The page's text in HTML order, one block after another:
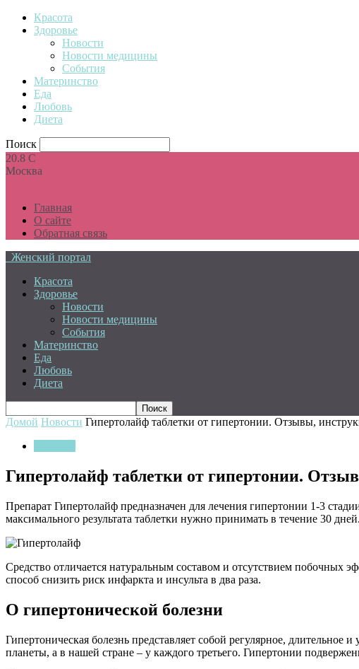
Красота
Здоровье
Новости
Новости медицины
События
Материнство
Еда
Любовь
Диета
Поиск
20.8 C
Москва
Главная
О сайте
Обратная связь
Женский портал
Красота
Здоровье
Новости
Новости медицины
События
Материнство
Еда
Любовь
Диета
Домой Новости Гипертолайф таблетки от гипертонии. Отзывы,
Гипертолайф таблетки от гипертонии.
Препарат Гипертолайф предназначен для лечения гипертонии 1-3
максимального результата таблетки нужно принимать в течение 30 дней.
Средство отличается натуральным составом и отсутствием побочных
способ снизить риск инфаркта и инсульта в два раза.
О гипертонической болезни
Гипертоническая болезнь представляет собой регулярное, длительное
планеты, а в нашей стране – у каждого третьего. Гипертонии